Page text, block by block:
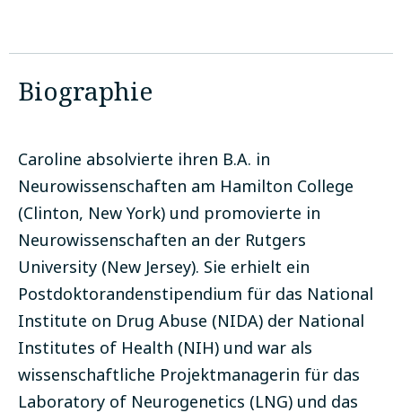
Biographie
Caroline absolvierte ihren B.A. in
Neurowissenschaften am Hamilton College
(Clinton, New York) und promovierte in
Neurowissenschaften an der Rutgers
University (New Jersey). Sie erhielt ein
Postdoktorandenstipendium für das National
Institute on Drug Abuse (NIDA) der National
Institutes of Health (NIH) und war als
wissenschaftliche Projektmanagerin für das
Laboratory of Neurogenetics (LNG) und das